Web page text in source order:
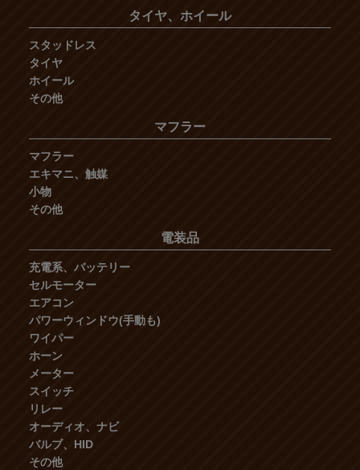
タイヤ、ホイール
スタッドレス
タイヤ
ホイール
その他
マフラー
マフラー
エキマニ、触媒
小物
その他
電装品
充電系、バッテリー
セルモーター
エアコン
パワーウィンドウ(手動も)
ワイパー
ホーン
メーター
スイッチ
リレー
オーディオ、ナビ
バルブ、HID
その他